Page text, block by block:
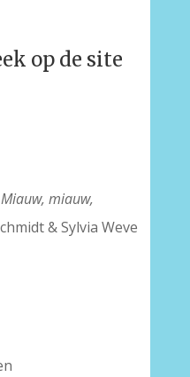
op de site
Miauw, miauw,
& Sylvia Weve